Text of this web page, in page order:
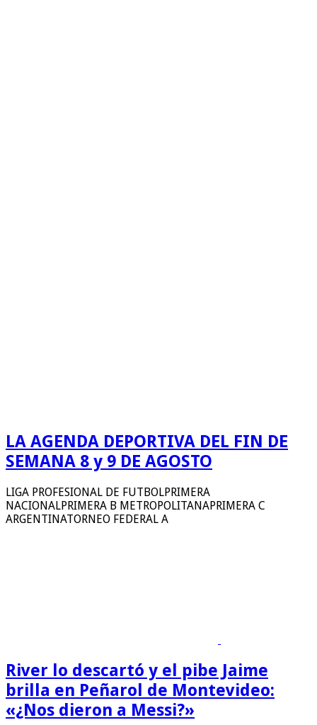
LA AGENDA DEPORTIVA DEL FIN DE
SEMANA 8 y 9 DE AGOSTO
LIGA PROFESIONAL DE FUTBOLPRIMERA
NACIONALPRIMERA B METROPOLITANAPRIMERA C
ARGENTINATORNEO FEDERAL A
River lo descartó y el pibe Jaime
brilla en Peñarol de Montevideo:
«¿Nos dieron a Messi?»